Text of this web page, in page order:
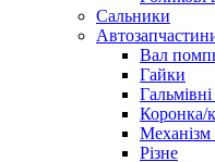
Сальники
Вал
Гайки
Коронка/
Механізм
Різне